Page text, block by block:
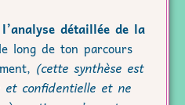
détaillée de la
long de ton parcours
(cette synthèse est
et confidentielle et ne